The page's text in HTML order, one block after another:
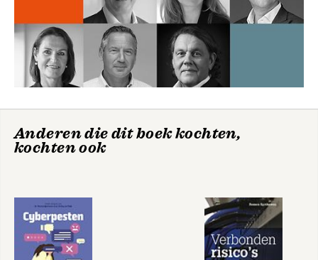
Anderen die dit boek kochten,
kochten ook